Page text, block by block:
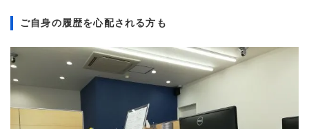
ご自身の履歴を心配される方も